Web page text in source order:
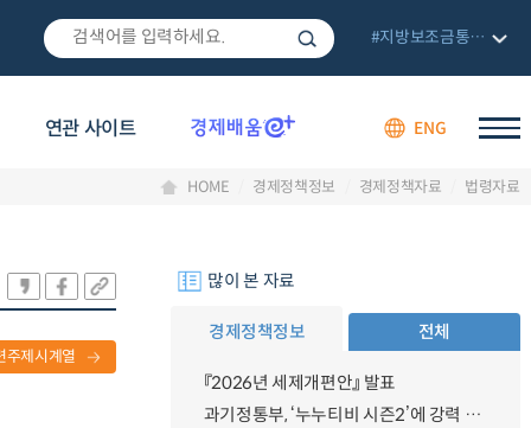
연관 사이트 ENG
#지방보조금통합관리망
HOME 경제정책정보 경제정책자료 법령자료
주제시계열
많이 본 자료
경제정책정보 전체
『2026년 세제개편안』 발표
과기정통부, ‘누누티비 시즌2’에 강력 대응 의지 밝혀